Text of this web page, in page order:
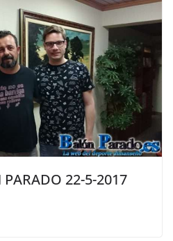
22-5-2017